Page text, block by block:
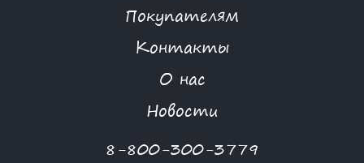
Покупателям
Контакты
О нас
Новости
8-800-300-3779